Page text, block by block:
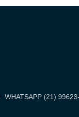
WHATSAPP (21)